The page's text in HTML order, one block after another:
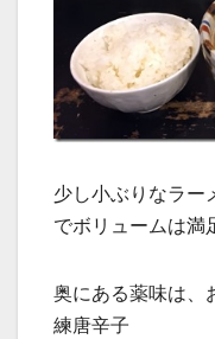
少し小ぶりなラー
でボリュームは満
奥にある薬味は、
練唐辛子